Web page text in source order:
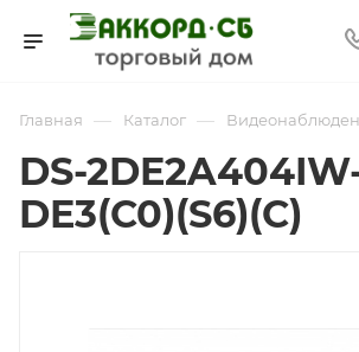
Главная — Каталог —
DS-
DE3(C0)(S6)(C)